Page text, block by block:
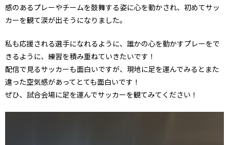
感のあるプレーやチームを鼓舞する姿に心を動かされ、初めてサッ
カーを観て涙が出そうになりました。
私も応援される選手になれるように、誰かの心を動かすプレーをで
きるように、練習を積み重ねていきたいです！
配信で見るサッカーも面白いですが、現地に足を運んでみるとまた
違った空気感があってとても面白いです！
ぜひ、試合会場に足を運んでサッカーを観てみてください！